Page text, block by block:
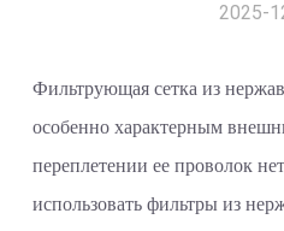
2025-
Фильтрующая сетка из
особенно характерным
переплетении ее проволок
использовать фильтры из